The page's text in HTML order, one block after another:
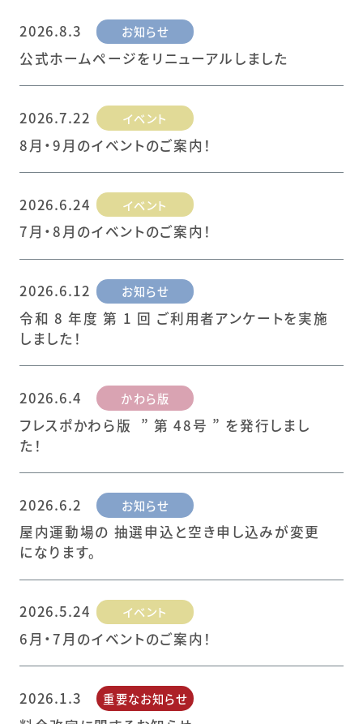
2026.8.3 お知らせ
公式ホームページをリニューアルしました
2026.7.22 イベント
8月・9月のイベントのご案内！
2026.6.24 イベント
7月・8月のイベントのご案内！
2026.6.12 お知らせ
令和 8 年度 第 1 回 ご利用者アンケートを実施
しました！
2026.6.4 かわら版
フレスポかわら版 ” 第 48号 ” を発行しまし
た！
2026.6.2 お知らせ
屋内運動場の 抽選申込と空き申し込みが変更
になります。
2026.5.24 イベント
6月・7月のイベントのご案内！
2026.1.3 重要なお知らせ